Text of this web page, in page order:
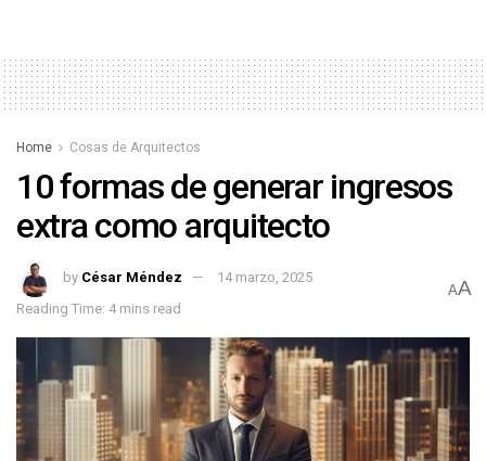
Home Cosas de Arquitectos
10 formas de generar ingresos
extra como arquitecto
by César Méndez
14 marzo, 2025
Reading Time: 4 mins read
AA